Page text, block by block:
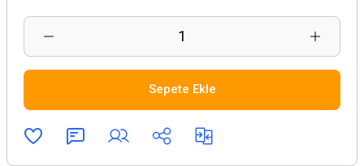
Sepete Ekle